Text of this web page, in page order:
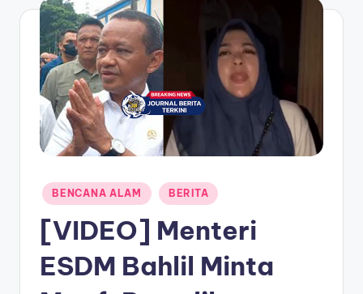
a
B
ri
Posted
in
BENCANA ALAM BERITA
[VIDEO] Menteri
ESDM Bahlil Minta